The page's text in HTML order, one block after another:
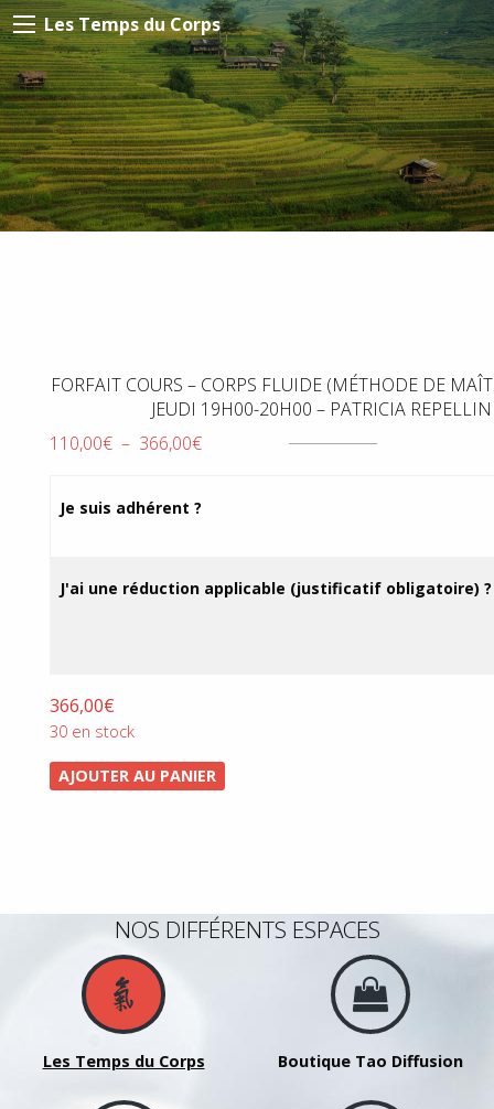
Les Temps du Corps
FORFAIT COURS – CORPS FLUIDE (MÉTHODE DE
JEUDI 19H00-20H00 – PATRICIA REPELLIN
110,00€ – 366,00€Plage
prix :
366,00€
Je suis adhérent ?
J'ai une réduction applicable (justificatif obligatoire) ?
366,00€
30 en stock
AJOUTER AU PANIER
NOS DIFFÉRENTS ESPACES
Les Temps du Corps Boutique Tao Diffusion